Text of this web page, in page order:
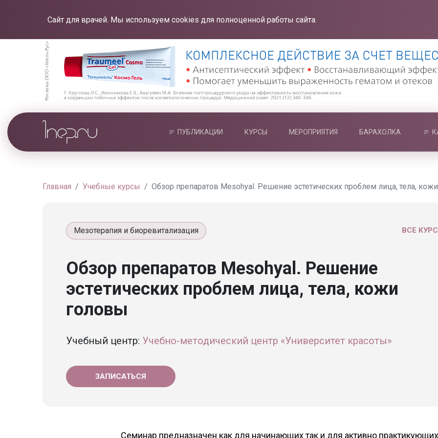
Сайт для врачей. Мы используем cookies для полноценной работы сайта.
ПУБЛИКАЦИИ КУРСЫ МЕРОПРИЯТИЯ БАРАХОЛКА
Главная Учебные курсы Обзор препаратов Mesohyal. Решение эстетических проблем лица, тела,
ВСЕ
Мезотерапия и биоревитализация
Обзор препаратов Mesohyal. Решение
эстетических проблем лица, тела, кожи
головы
Учебный центр: Учебно-методический центр «Университет красоты»
ЗАПИСАТЬСЯ
Семинар предназначен как для начинающих так и для активно практикующих